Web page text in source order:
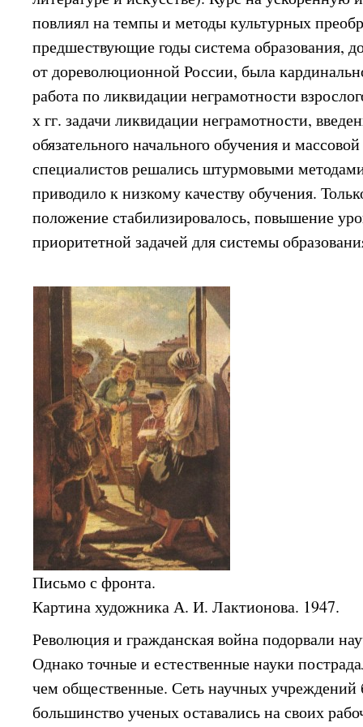
повлиял на темпы и методы культурных
предшествующие годы система образования,
от дореволюционной России, была
работа по ликвидации неграмотности
х гг. задачи ликвидации неграмотности,
обязательного начального обучения и
специалистов решались штурмовыми
приводило к низкому качеству обучения.
положение стабилизировалось, повышение
приоритетной задачей для системы
Письмо с фронта.
Картина художника А. И. Лактионова. 1947.
Революция и гражданская война подорвали
Однако точные и естественные науки
чем общественные. Сеть научных учреждений
большинство ученых оставались на своих